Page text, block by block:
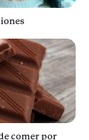
comer por